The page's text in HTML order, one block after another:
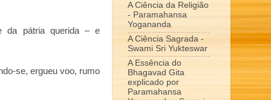
da pátria querida – e
se, ergueu voo, rumo
A Ciência da Religião
- Paramahansa
Yogananda
A Ciência Sagrada -
Swami Sri Yukteswar
A Essência do
Bhagavad Gita
explicado por
Paramahansa